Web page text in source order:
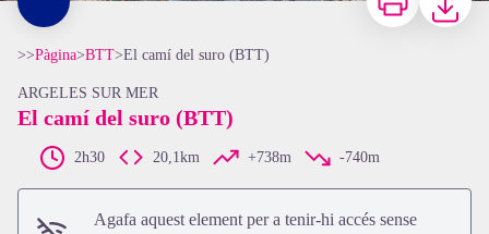
>>Pàgina>BTT>El camí del suro (BTT)
ARGELES SUR MER
El camí del suro (BTT)
2h30 20,1km +738m -740m
Agafa aquest element per a tenir-hi accés sense